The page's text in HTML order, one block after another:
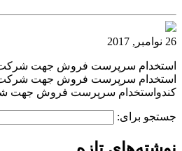
26 نوامبر, 2017
استخدام سرپرست فروش جهت شرکت
استخدام سرپرست فروش جهت شرکت
کندواستخدام سرپرست فروش جهت
جستجو برای: